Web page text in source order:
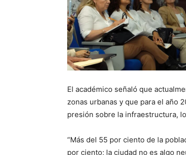
El académico señaló que
zonas urbanas y que para el año
presión sobre la infraestructura,
“Más del 55 por ciento de la
por ciento; la ciudad no es algo